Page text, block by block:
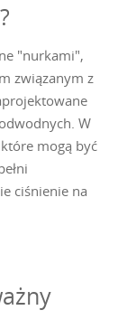
"nurkami",
związanym z
W
mogą być
ciśnienie na